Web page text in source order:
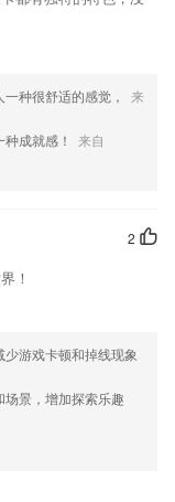
种很舒适的感觉，
来
成就感！
来自
2
！
少游戏卡顿和掉线现象
景，增加探索乐趣